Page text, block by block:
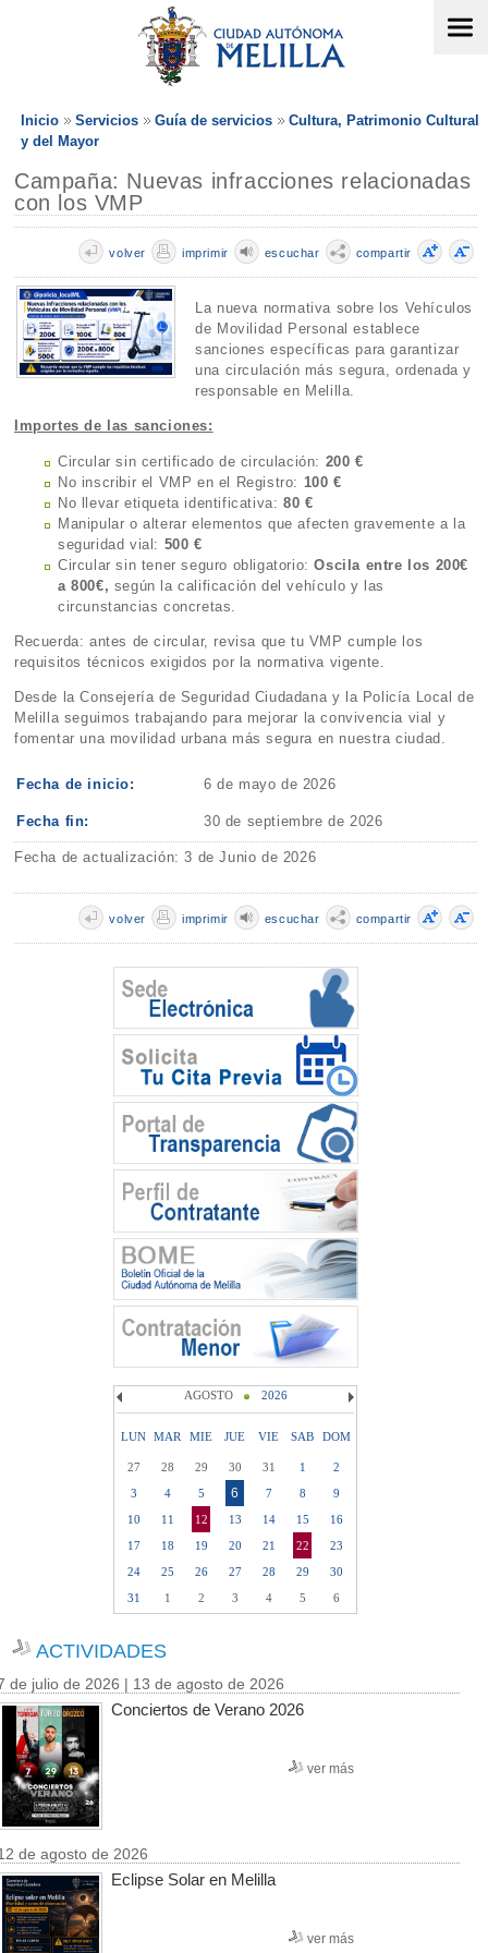
Inicio Servicios Guía de servicios
Cultura, Patrimonio Cultural
y del Mayor
Campaña: Nuevas infracciones relacionadas
con los VMP
compartir
escuchar
imprimir
volver
La nueva normativa sobre los Vehículos
de Movilidad Personal establece
sanciones específicas para garantizar
una circulación más segura, ordenada y
responsable en Melilla.
Importes de las sanciones:
Circular sin certificado de circulación: 200 €
No inscribir el VMP en el Registro: 100 €
No llevar etiqueta identificativa:80 €
Manipular o alterar elementos que afecten gravemente a la
seguridad vial: 500 €
Circular sin tener seguro obligatorio:Oscila entre los 200€
a 800€, según la calificación del vehículo y las
circunstancias concretas.
Recuerda: antes de circular, revisa que tu VMP cumple los
requisitos técnicos exigidos por la normativa vigente.
Desde la Consejería de Seguridad Ciudadana y la Policía Local de
Melilla seguimos trabajando para mejorar la convivencia vial y
fomentar una movilidad urbana más segura en nuestra ciudad.
Fecha de inicio: 6 de mayo de 2026
Fecha fin: 30 de septiembre de 2026
Fecha de actualización: 3 de Junio de 2026
compartir
escuchar
imprimir
volver
AGOSTO 2026
LUN MAR MIE JUE VIE SAB DOM
27 28 29 30 31 1
2
3
4 5 6 7 8
9
10
11 12 13 14 15
16
17
18 19 20 21 22
23
24
25 26 27 28 29
30
31
1 2 3 4 5 6
ACTIVIDADES
de julio de 2026 | 13 de agosto de 2026
Conciertos de Verano 2026
ver más
de agosto de 2026
Eclipse Solar en Melilla
ver más